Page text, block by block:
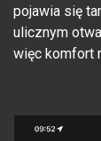
pojawia się
ulicznym
więc komfort